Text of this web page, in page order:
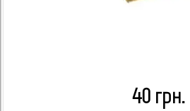
40 грн.